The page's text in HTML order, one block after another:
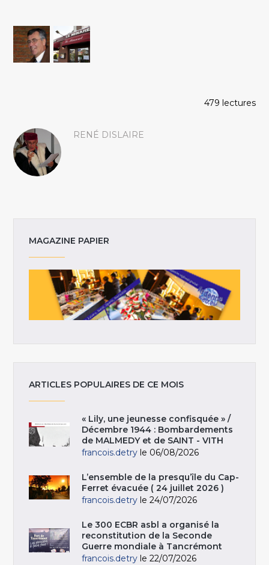
479 lectures
RENÉ DISLAIRE
MAGAZINE PAPIER
ARTICLES POPULAIRES DE CE MOIS
« Lily, une jeunesse confisquée » /
Décembre 1944 : Bombardements
de MALMEDY et de SAINT - VITH
francois.detry le 06/08/2026
L’ensemble de la presqu’île du Cap-
Ferret évacuée ( 24 juillet 2026 )
francois.detry le 24/07/2026
Le 300 ECBR asbl a organisé la
reconstitution de la Seconde
Guerre mondiale à Tancrémont
francois.detry le 22/07/2026